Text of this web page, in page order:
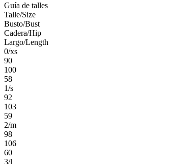
Guía de talles
Talle/Size
Busto/Bust
Cadera/Hip
Largo/Length
0/xs
90
100
58
1/s
92
103
59
2/m
98
106
60
3/l